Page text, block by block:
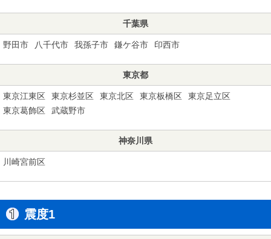
千葉県
野田市 八千代市 我孫子市 鎌ケ谷市 印西市
東京都
東京江東区 東京杉並区 東京北区 東京板橋区
東京足立区
東京葛飾区
武蔵野市
神奈川県
川崎宮前区
震度1